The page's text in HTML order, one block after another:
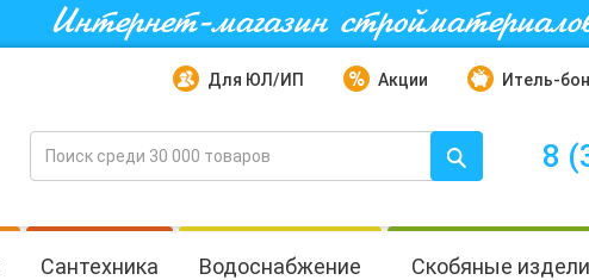
Интернет-магазин
Для ЮЛ/ИП Акции Итель-
8
Сантехника Водоснабжение Скобяные